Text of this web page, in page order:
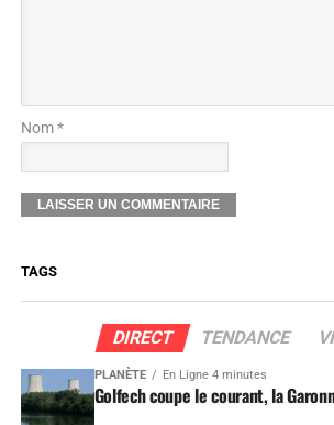
Nom *
TAGS
DIRECT TENDANCE
PLANÈTE En Ligne 4 minutes
Golfech coupe le courant, la